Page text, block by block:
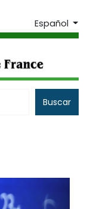
Español
Buscar